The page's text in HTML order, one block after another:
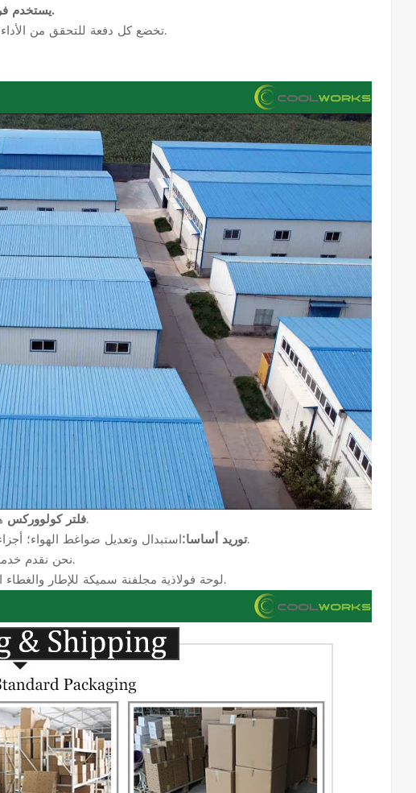
يستخدم فريق الإنتاج لدينا تقنيات التصنيع الدقيقة لإنشاء هذه العناصر المتينة.
تخضع كل دفعة للتحقق من الأداء في ظل ظروف تشغيل محاكاة، للتحقق من الموثوقية قبل الشحن.
فلتر كولووركسهي شركة مصنعة محترفة لمرشحات ضواغط الهواء ذات خبرة غنية.
توريد أساسا:استبدال وتعديل ضواغط الهواء؛ أجزاء ضواغط الهواء؛ مرشحات مضخة التفريغ: المرشحات الهيدروليكية.
نحن نقدم خدمة المنتجات القابلة للتخصيص بأسعار وجودة فعالة من حيث التكلفة.
لوحة فولاذية مجلفنة سميكة للإطار والغطاء النهائي، وألياف زجاجية عالية الجهد من ألمانيا، لضمان جودة الفلتر.